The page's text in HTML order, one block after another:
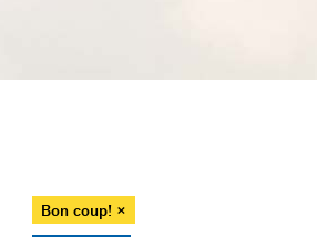
Bon coup! ×